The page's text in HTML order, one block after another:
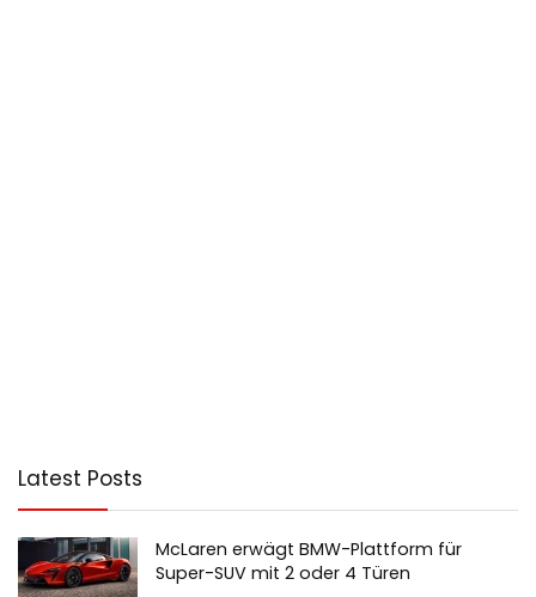
Latest Posts
McLaren erwägt BMW-Plattform für
Super-SUV mit 2 oder 4 Türen